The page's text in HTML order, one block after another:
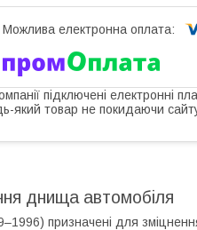
підключені електронні
який товар не покидаючи
днища автомобіля
призначені для